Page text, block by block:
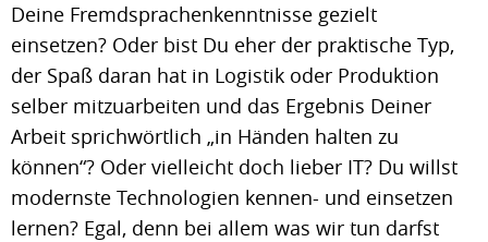
Deine Fremdsprachenkenntnisse gezielt
einsetzen? Oder bist Du eher der praktische Typ,
der Spaß daran hat in Logistik oder Produktion
selber mitzuarbeiten und das Ergebnis Deiner
Arbeit sprichwörtlich „in Händen halten zu
können“? Oder vielleicht doch lieber IT? Du willst
modernste Technologien kennen- und einsetzen
lernen? Egal, denn bei allem was wir tun darfst